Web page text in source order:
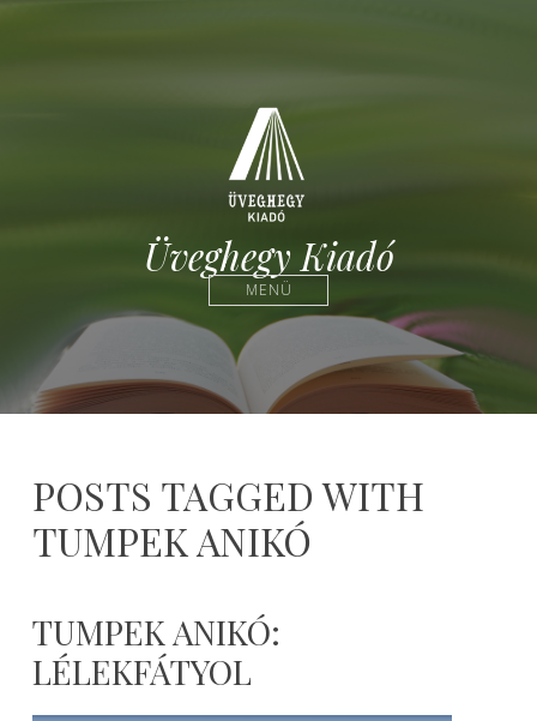
Üveghegy Kiadó
MENÜ
POSTS TAGGED WITH
TUMPEK ANIKÓ
TUMPEK ANIKÓ:
LÉLEKFÁTYOL